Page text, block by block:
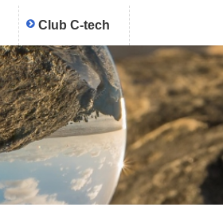
Club C-tech